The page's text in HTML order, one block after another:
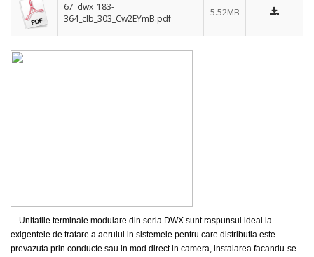
67_dwx_183-
364_clb_303_Cw2EYmB.pdf
5.52MB
Unitatile terminale modulare din seria DWX sunt raspunsul ideal la
exigentele de tratare a aerului in sistemele pentru care distributia este
prevazuta prin conducte sau in mod direct in camera, instalarea facandu-se